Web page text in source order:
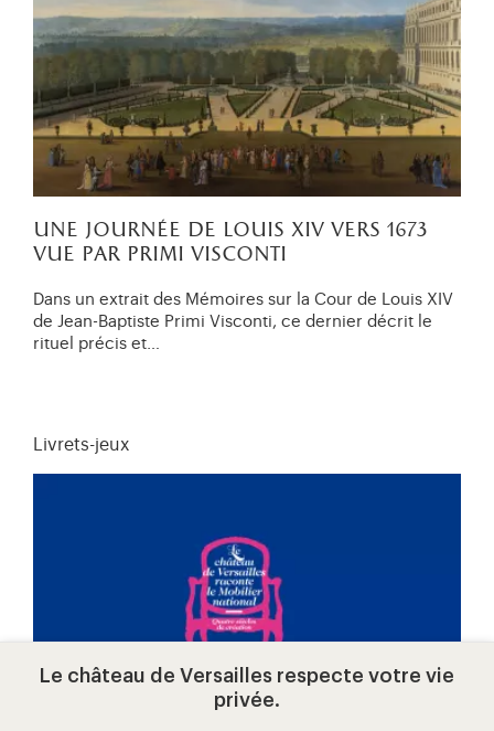
une journée de louis xiv vers 1673
vue par primi visconti
Dans un extrait des Mémoires sur la Cour de Louis XIV
de Jean-Baptiste Primi Visconti, ce dernier décrit le
rituel précis et…
Livrets-jeux
Le château de Versailles respecte votre vie
privée.